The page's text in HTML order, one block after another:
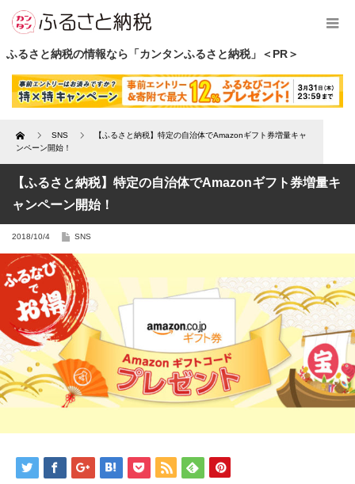
ふるさと納税の情報なら「カンタンふるさと納税」＜PR＞
Home SNS
【ふるさと納税】特定の自治体でAmazonギフト券増量キャ
ンペーン開始！
【ふるさと納税】特定の自治体でAmazonギフト券増量キ
ャンペーン開始！
2018/10/4 SNS